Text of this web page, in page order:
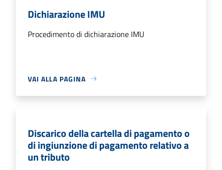
Dichiarazione IMU
Procedimento di dichiarazione IMU
VAI ALLA PAGINA
Discarico della cartella di pagamento o
di ingiunzione di pagamento relativo a
un tributo